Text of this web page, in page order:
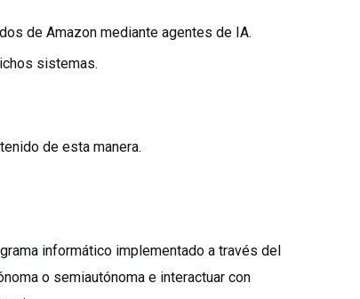
de Amazon mediante agentes de IA.
sistemas.
de esta manera.
informático implementado a través del
o semiautónoma e interactuar con